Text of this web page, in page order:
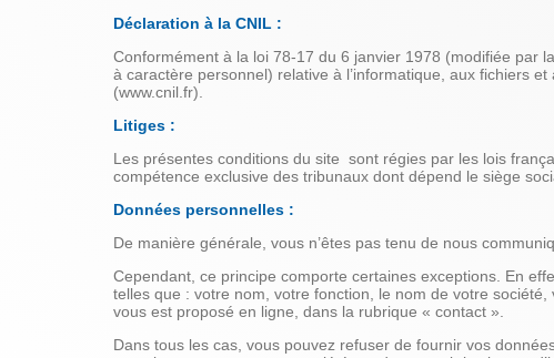
Déclaration à la CNIL :
Conformément à la loi 78-17 du 6 janvier 1978 (modifiée par
à caractère personnel) relative à l’informatique, aux fichiers
(www.cnil.fr).
Litiges :
Les présentes conditions du site sont régies par les lois
compétence exclusive des tribunaux dont dépend le siège
Données personnelles :
De manière générale, vous n’êtes pas tenu de nous
Cependant, ce principe comporte certaines exceptions. En
telles que : votre nom, votre fonction, le nom de votre
vous est proposé en ligne, dans la rubrique « contact ».
Dans tous les cas, vous pouvez refuser de fournir vos